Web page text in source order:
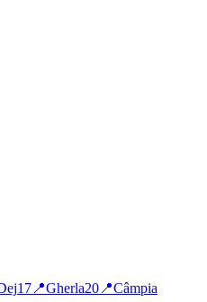
17 📍Gherla20 📍Câmpia